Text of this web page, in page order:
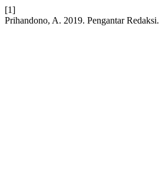
[1]
Prihandono, A. 2019. Pengantar Redaksi.